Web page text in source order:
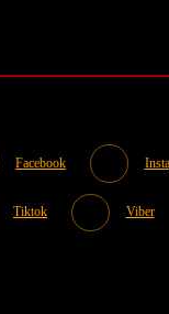
Facebook
Tiktok Viber